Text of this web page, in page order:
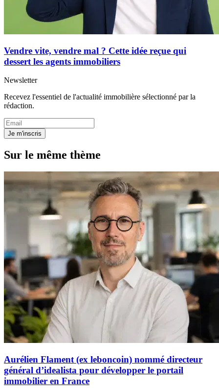
Vendre vite, vendre mal ? Cette idée reçue qui
dessert les agents immobiliers
Newsletter
Recevez l'essentiel de l'actualité immobilière sélectionné par la
rédaction.
Je m'inscris
Sur le même thème
Aurélien Flament (ex leboncoin) nommé directeur
général d’idealista pour développer le portail
immobilier en France